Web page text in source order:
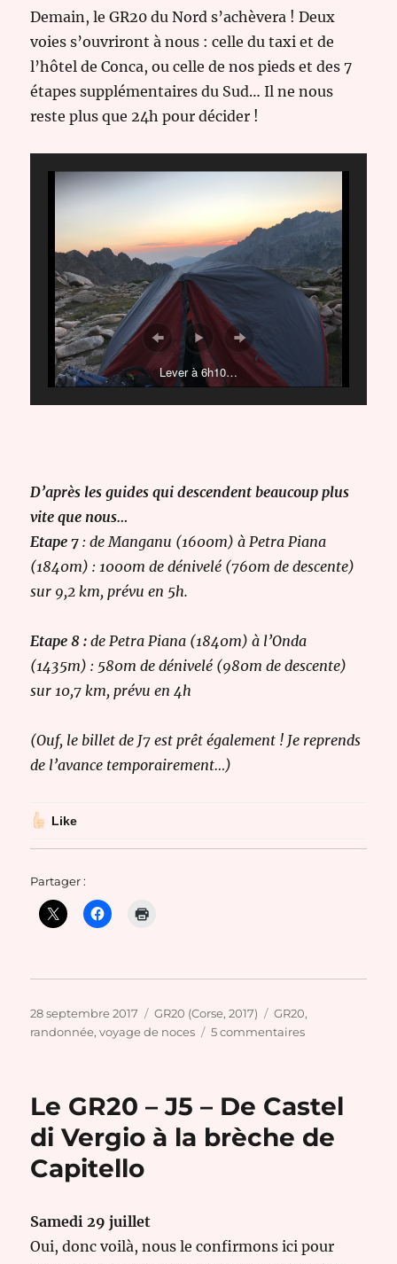
Demain, le GR20 du Nord s’achèvera ! Deux
voies s’ouvriront à nous : celle du taxi et de
l’hôtel de Conca, ou celle de nos pieds et des 7
étapes supplémentaires du Sud… Il ne nous
reste plus que 24h pour décider !
Lever à 6h10…
D’après les guides qui descendent beaucoup plus
vite que nous…
Etape 7: de Manganu (1600m) à Petra Piana
(1840m) : 1000m de dénivelé (760m de descente)
sur 9,2 km, prévu en 5h.
Etape 8 :de Petra Piana (1840m) à l’Onda
(1435m) : 580m de dénivelé (980m de descente)
sur 10,7 km, prévu en 4h
(Ouf, le billet de J7 est prêt également ! Je reprends
de l’avance temporairement…)
Like
Partager :
Publié
le
28 septembre 2017 Catégories
GR20 (Corse, 2017) Étiquettes
GR20,
randonnée,voyage de noces 5 commentairessur
J6
De
L’Onda
Le GR20 – J5 – De Castel
di Vergio à la brèche de
Capitello
Samedi 29 juillet
Oui, donc voilà, nous le confirmons ici pour